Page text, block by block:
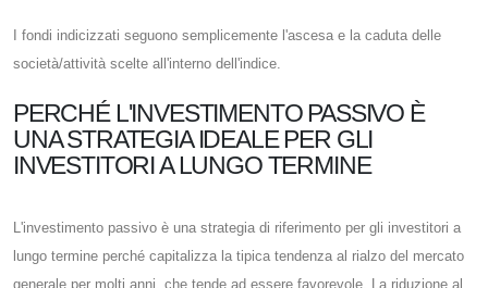
I fondi indicizzati seguono semplicemente l'ascesa e la caduta delle
società/attività scelte all'interno dell'indice.
PERCHÉ L'INVESTIMENTO PASSIVO È
UNA STRATEGIA IDEALE PER GLI
INVESTITORI A LUNGO TERMINE
L'investimento passivo è una strategia di riferimento per gli investitori a
lungo termine perché capitalizza la tipica tendenza al rialzo del mercato
generale per molti anni, che tende ad essere favorevole. La riduzione al